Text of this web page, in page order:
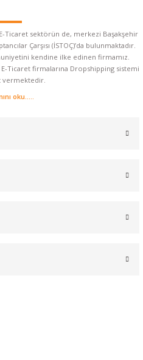
Ticaret sektörün de, merkezi Başakşehir
Çarşısı (İSTOÇ)’da bulunmaktadır.
kendine ilke edinen firmamız.
E-Ticaret firmalarına Dropshipping sistemi
vermektedir.
oku.....